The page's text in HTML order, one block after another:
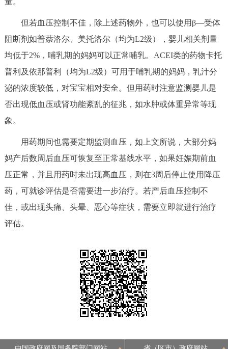
但若血压控制不佳，除上述药物外，也可以使用β—受体
阻断剂如普萘洛尔、美托洛尔（均为L2级），婴儿相关剂量
均低于2%，哺乳期的妈妈可以正常哺乳。ACEI类的药物卡托
普利及依那普利（均为L2级）可用于哺乳期的妈妈，乳汁分
泌的浓度较低，对宝宝相对安全。但用药时注意监测婴儿是
否出现低血压或肾功能紊乱的征兆，如水肿或体重异常等现
象。
用药期间也需要定期监测血压，如上文所说，大部分妈
妈产后数周后血压可恢复至正常基线水平，如果妊娠期前血
压正常，并且用药时未出现高血压，则在3周后停止使用降压
药，可就诊评估是否需要进一步治疗。若产后血压控制不
佳，或出现头痛、头晕、恶心等症状，需要立即就进行治疗
评估。